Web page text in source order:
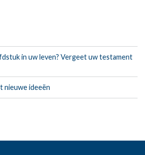
in uw leven? Vergeet uw testament
nieuwe ideeën